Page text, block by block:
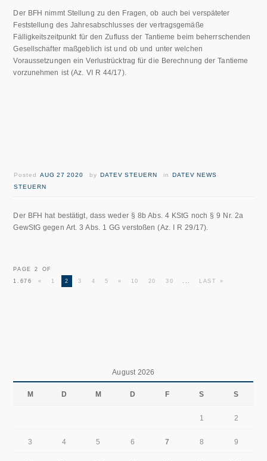
Der BFH nimmt Stellung zu den Fragen, ob auch bei verspäteter
Feststellung des Jahresabschlusses der vertragsgemäße
Fälligkeitszeitpunkt für den Zufluss der Tantieme beim beherrschenden
Gesellschafter maßgeblich ist und ob und unter welchen
Voraussetzungen ein Verlustrücktrag für die Berechnung der Tantieme
vorzunehmen ist (Az. VI R 44/17).
PostedAUG 27 2020 byDATEV STEUERN inDATEV NEWS
STEUERN
Der BFH hat bestätigt, dass weder § 8b Abs. 4 KStG noch § 9 Nr. 2a
GewStG gegen Art. 3 Abs. 1 GG verstoßen (Az. I R 29/17).
PAGE 2 OF
1.676
« 1 2 3 4 5 » 10 20 30 ... LAST »
August 2026
M D M D F S S
1 2
3 4 5 6 7 8 9